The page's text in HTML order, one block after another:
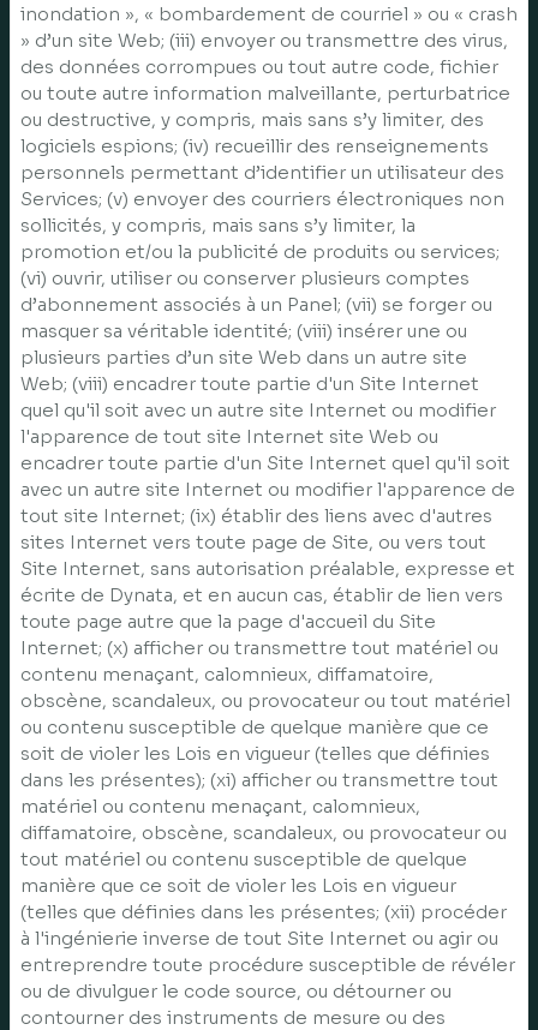
inondation », « bombardement de courriel » ou « crash
» d’un site Web; (iii) envoyer ou transmettre des virus,
des données corrompues ou tout autre code, fichier
ou toute autre information malveillante, perturbatrice
ou destructive, y compris, mais sans s’y limiter, des
logiciels espions; (iv) recueillir des renseignements
personnels permettant d’identifier un utilisateur des
Services; (v) envoyer des courriers électroniques non
sollicités, y compris, mais sans s’y limiter, la
promotion et/ou la publicité de produits ou services;
(vi) ouvrir, utiliser ou conserver plusieurs comptes
d’abonnement associés à un Panel; (vii) se forger ou
masquer sa véritable identité; (viii) insérer une ou
plusieurs parties d’un site Web dans un autre site
Web; (viii) encadrer toute partie d'un Site Internet
quel qu'il soit avec un autre site Internet ou modifier
l'apparence de tout site Internet site Web ou
encadrer toute partie d'un Site Internet quel qu'il soit
avec un autre site Internet ou modifier l'apparence de
tout site Internet; (ix) établir des liens avec d'autres
sites Internet vers toute page de Site, ou vers tout
Site Internet, sans autorisation préalable, expresse et
écrite de Dynata, et en aucun cas, établir de lien vers
toute page autre que la page d'accueil du Site
Internet; (x) afficher ou transmettre tout matériel ou
contenu menaçant, calomnieux, diffamatoire,
obscène, scandaleux, ou provocateur ou tout matériel
ou contenu susceptible de quelque manière que ce
soit de violer les Lois en vigueur (telles que définies
dans les présentes); (xi) afficher ou transmettre tout
matériel ou contenu menaçant, calomnieux,
diffamatoire, obscène, scandaleux, ou provocateur ou
tout matériel ou contenu susceptible de quelque
manière que ce soit de violer les Lois en vigueur
(telles que définies dans les présentes; (xii) procéder
à l'ingénierie inverse de tout Site Internet ou agir ou
entreprendre toute procédure susceptible de révéler
ou de divulguer le code source, ou détourner ou
contourner des instruments de mesure ou des